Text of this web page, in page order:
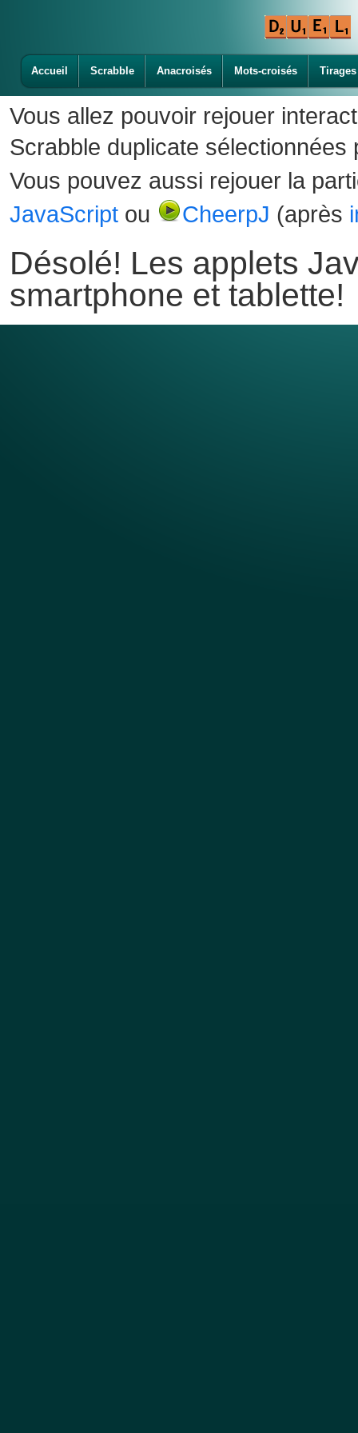
Accueil Scrabble Anacroisés Mots-croisés Tirages
Vous allez pouvoir rejouer
Scrabble duplicate sélectionnées
Vous pouvez aussi rejouer la
JavaScript ou CheerpJ (après
Désolé! Les applets
smartphone et tablette!